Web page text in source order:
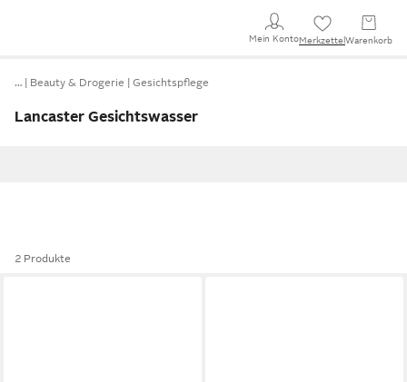
Mein KontoMerkzettel Warenkorb
… Beauty & Drogerie Gesichtspflege
Lancaster Gesichtswasser
2 Produkte